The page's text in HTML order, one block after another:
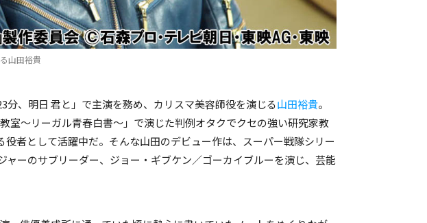
山田裕貴
、明日 君と」で主演を務め、カリスマ美容師役を演じる山田裕貴。
室～リーガル青春白書～」で演じた判例オタクでクセの強い研究家教
者として活躍中だ。そんな山田のデビュー作は、スーパー戦隊シリー
ーのサブリーダー、ジョー・ギブケン／ゴーカイブルーを演じ、芸能